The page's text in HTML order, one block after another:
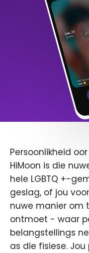
Persoonlikheid
HiMoon is die
hele LGBTQ +-
geslag, of jou
nuwe manier om
ontmoet - waar
belangstellings
as die fisiese.